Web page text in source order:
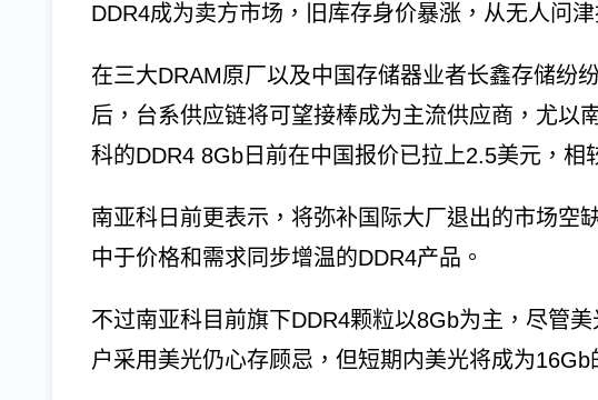
DDR4成为卖方市场，旧库存身价暴涨，从无人问
在三大DRAM原厂以及中国存储器业者长鑫存储纷
后，台系供应链将可望接棒成为主流供应商，尤以
科的DDR4 8Gb日前在中国报价已拉上2.5美元，相
南亚科日前更表示，将弥补国际大厂退出的市场空
中于价格和需求同步增温的DDR4产品。
不过南亚科目前旗下DDR4颗粒以8Gb为主，尽管
户采用美光仍心存顾忌，但短期内美光将成为16Gb